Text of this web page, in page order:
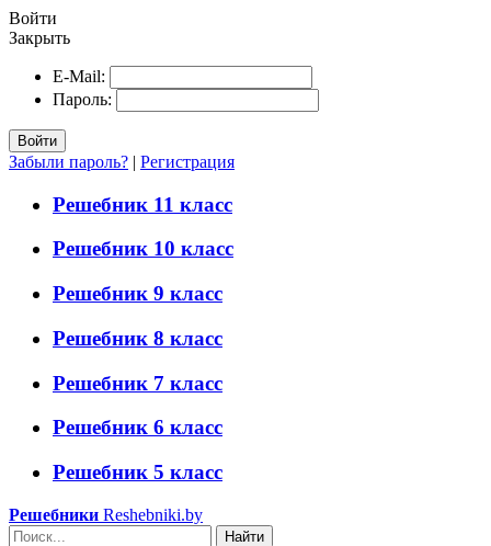
Войти
Закрыть
E-Mail:
Пароль:
Войти
Забыли пароль? | Регистрация
Решебник 11 класс
Решебник 10 класс
Решебник 9 класс
Решебник 8 класс
Решебник 7 класс
Решебник 6 класс
Решебник 5 класс
Решебники Reshebniki.by
Найти